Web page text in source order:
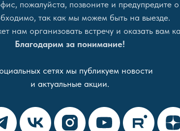
пожалуйста, позвоните и предупредите
так как мы можем быть на выезде.
нам организовать встречу и оказать вам
Благодарим за понимание!
сетях мы публикуем новости
и актуальные акции.